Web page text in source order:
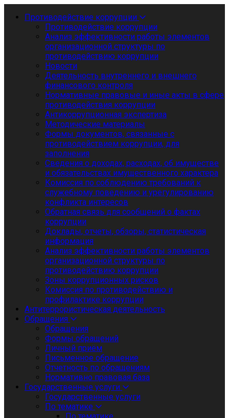
Противодействие коррупции
Противодействие коррупции
Анализ эффективности работы элементов
организационной структуры по
противодействию коррупции
Новости
Деятельность внутреннего и внешнего
финансового контроля
Нормативные правовые и иные акты в сфере
противодействия коррупции
Антикоррупционная экспертиза
Методические материалы
Формы документов, связанные с
противодействием коррупции, для
заполнения
Сведения о доходах, расходах, об имуществе
и обязательствах имущественного характера
Комиссия по соблюдению требований к
служебному поведению и урегулированию
конфликта интересов
Обратная связь для сообщений о фактах
коррупции
Доклады, отчеты, обзоры, статистическая
информация
Анализ эффективности работы элементов
организационной структуры по
противодействию коррупции
Зоны коррупционных рисков
Комиссия по противодействию и
профилактике коррупции
Антитеррористическая деятельность
Обращения
Обращения
Формы обращений
Личный приём
Письменное обращение
Отчетность по обращениям
Нормативно правовая база
Государственные услуги
Государственные услуги
По тематике